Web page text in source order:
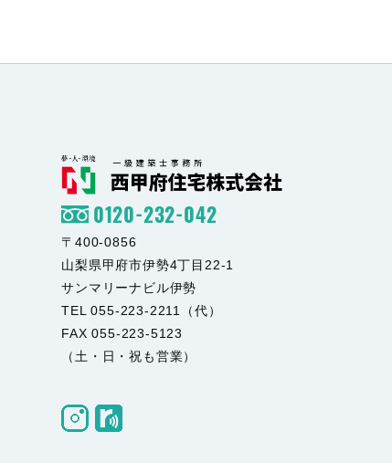
0120-232-042
〒400-0856
山梨県甲府市伊勢4丁目22-1
サンマリーナビル伊勢
TEL 055-223-2211（代）
FAX 055-223-5123
（土・日・祝も営業）